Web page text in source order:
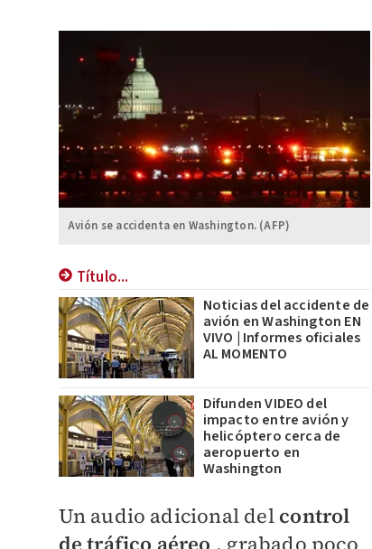
Avión se accidenta en Washington. (AFP)
Título...
Noticias del accidente de
avión en Washington EN
VIVO | Informes oficiales
AL MOMENTO
Difunden VIDEO del
impacto entre avión y
helicóptero cerca de
aeropuerto en
Washington
Un audio adicional del control
de tráfico aéreo , grabado poco